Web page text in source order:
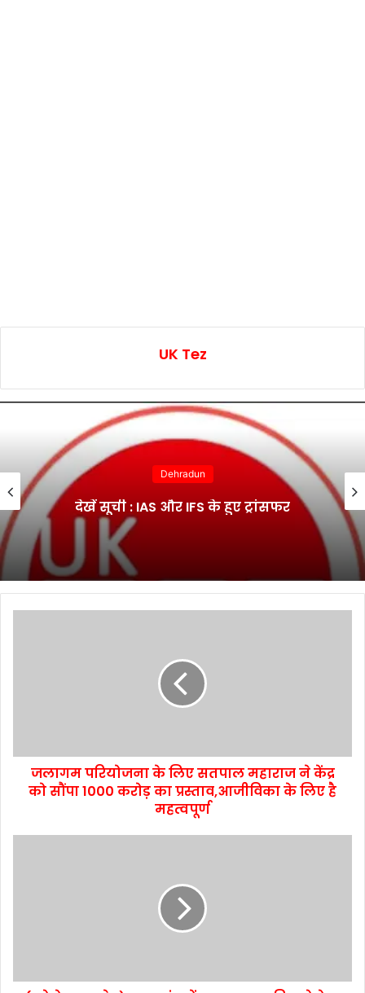
UK Tez
‘मुख्यमंत्री एकल महिला स्वरोजगार योजना’ :
488 महिलाओं के खातों में ट्रांसफर हुए ₹2.76
जलागम परियोजना के लिए सतपाल महाराज ने केंद्र
को सौंपा 1000 करोड़ का प्रस्ताव,आजीविका के लिए है
महत्वपूर्ण